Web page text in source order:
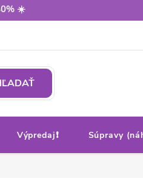
☀️
Výpredaj❗ Súpravy